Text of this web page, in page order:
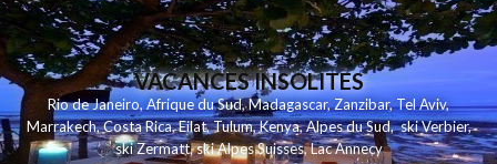
VACANCES INSOLITES
Rio de Janeiro,Afrique du Sud,Madagascar,Zanzibar,Tel Aviv,
Marrakech,Costa Rica,Eilat,Tulum,Kenya,Alpes du Sud,ski Verbier,
ski Zermatt,ski Alpes Suisses,Lac Annecy